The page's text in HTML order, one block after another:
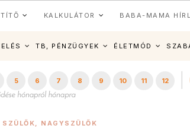
KALKULÁTOR BABA-MAMA
TB, PÉNZÜGYEK ÉLETMÓD
5 6 7 8 9 10 11 12
SZÜLŐK, NAGYSZÜLŐK